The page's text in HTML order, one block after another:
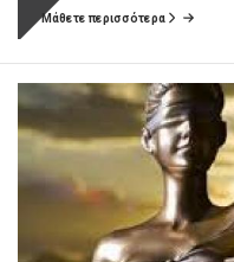
Μάθετε περισσότερα